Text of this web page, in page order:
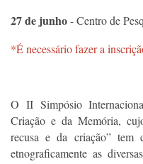
27 de junho- Centro de
*É necessário fazer a
O II Simpósio
Criação e da Memória,
recusa e da criação” tem
etnograficamente as